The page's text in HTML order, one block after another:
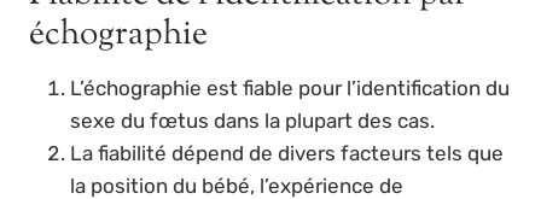
échographie
L’échographie est fiable pour l’identification du
sexe du fœtus dans la plupart des cas.
La fiabilité dépend de divers facteurs tels que
la position du bébé, l’expérience de